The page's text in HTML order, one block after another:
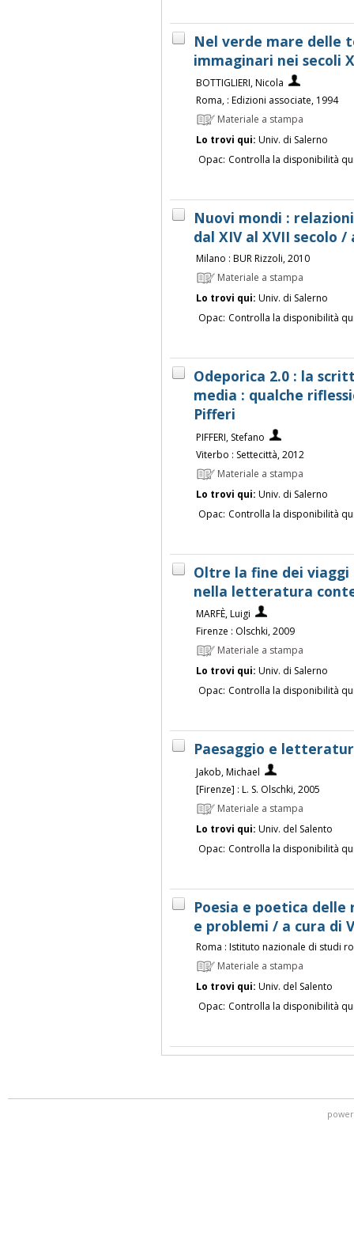
Nel verde mare delle
immaginari nei secoli
BOTTIGLIERI, Nicola
Roma, : Edizioni associate, 1994
Materiale a stampa
Lo trovi qui: Univ. di Salerno
Opac: Controlla la disponibilità
Nuovi mondi :
dal XIV al XVII secolo
Milano : BUR Rizzoli, 2010
Materiale a stampa
Lo trovi qui: Univ. di Salerno
Opac: Controlla la disponibilità
Odeporica 2.0 : la
media : qualche
Pifferi
PIFFERI, Stefano
Viterbo : Settecittà, 2012
Materiale a stampa
Lo trovi qui: Univ. di Salerno
Opac: Controlla la disponibilità
Oltre la fine dei
nella letteratura
MARFÈ, Luigi
Firenze : Olschki, 2009
Materiale a stampa
Lo trovi qui: Univ. di Salerno
Opac: Controlla la disponibilità
Paesaggio e
Jakob, Michael
[Firenze] : L. S. Olschki, 2005
Materiale a stampa
Lo trovi qui: Univ. del Salento
Opac: Controlla la disponibilità
Poesia e poetica
e problemi / a cura di
Roma : Istituto nazionale di studi
Materiale a stampa
Lo trovi qui: Univ. del Salento
Opac: Controlla la disponibilità